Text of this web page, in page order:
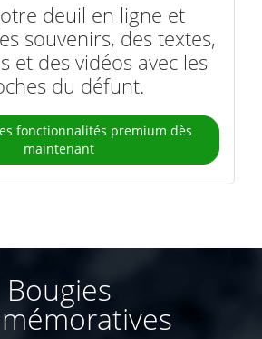
deuil en ligne et
souvenirs, des textes,
et des vidéos avec les
du défunt.
fonctionnalités premium dès
maintenant
Bougies